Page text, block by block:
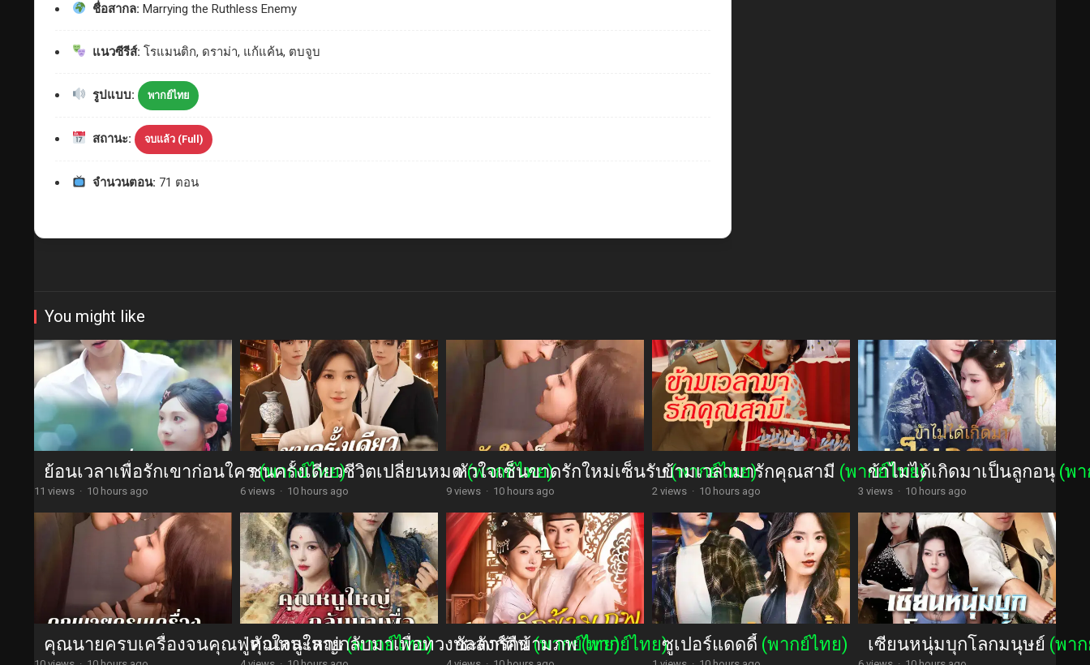
ชื่อสากล: Marrying the Ruthless Enemy
แนวซีรีส์: โรแมนติก, ดราม่า, แก้แค้น, ตบจูบ
รูปแบบ: พากย์ไทย
สถานะ: จบแล้ว (Full)
จำนวนตอน: 71 ตอน
You might like
ย้อนเวลาเพื่อรักเขาก่อนใคร(พากย์ไทย)
11 views · 10 hours ago
ชนครั้งเดียวชีวิตเปลี่ยนหมด(พากย์ไทย)
6 views · 10 hours ago
หัวใจเซ็นขาดรักใหม่เซ็นรับ(พากย์ไทย)
9 views · 10 hours ago
ข้ามเวลามารักคุณสามี (พากย์ไทย)
2 views · 10 hours ago
ข้าไม่ได้เกิดมาเป็นลูกอนุ (พ
3 views · 10 hours ago
คุณนายครบเครื่องจนคุณฟู่หัวใจละลาย(พากย์ไทย)
คุณหนูใหญ่กลับมาเพื่อทวงบัลลังก์คืน(พากย์ไทย)
ชะตารักข้ามภพ(พากย์ไทย)ซูเปอร์แดดดี้ (พากย์ไทย) เซียนหนุ่มบุกโลกมนุษย์ (พา